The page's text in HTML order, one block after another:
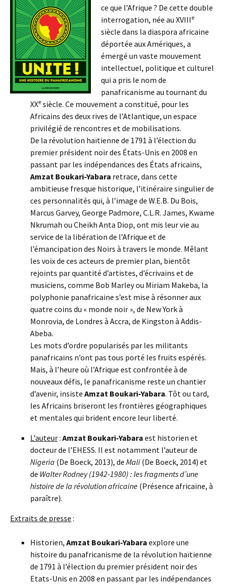
ce que l’Afrique ? De cette double
interrogation, née au XVIII e
siècle dans la diaspora africaine
déportée aux Amériques, a
émergé un vaste mouvement
intellectuel, politique et culturel
qui a pris le nom de
panafricanisme au tournant du
XXe siècle. Ce mouvement a constitué, pour les
Africains des deux rives de l’Atlantique, un espace
privilégié de rencontres et de mobilisations.
De la révolution haïtienne de 1791 à l’élection du
premier président noir des États-Unis en 2008 en
passant par les indépendances des États africains,
Amzat Boukari-Yabara retrace, dans cette
ambitieuse fresque historique, l’itinéraire singulier de
ces personnalités qui, à l’image de W.E.B. Du Bois,
Marcus Garvey, George Padmore, C.L.R. James, Kwame
Nkrumah ou Cheikh Anta Diop, ont mis leur vie au
service de la libération de l’Afrique et de
l’émancipation des Noirs à travers le monde. Mêlant
les voix de ces acteurs de premier plan, bientôt
rejoints par quantité d’artistes, d’écrivains et de
musiciens, comme Bob Marley ou Miriam Makeba, la
polyphonie panafricaine s’est mise à résonner aux
quatre coins du « monde noir », de New York à
Monrovia, de Londres à Accra, de Kingston à Addis-
Abeba.
Les mots d’ordre popularisés par les militants
panafricains n’ont pas tous porté les fruits espérés.
Mais, à l’heure où l’Afrique est confrontée à de
nouveaux défis, le panafricanisme reste un chantier
d’avenir, insiste Amzat Boukari-Yabara. Tôt ou tard,
les Africains briseront les frontières géographiques
et mentales qui brident encore leur liberté.
L’auteur: Amzat Boukari-Yabara est historien et
docteur de l’EHESS. Il est notamment l’auteur de
Nigeria (De Boeck, 2013), de Mali (De Boeck, 2014) et
de Walter Rodney (1942-1980) : les fragments d’une
histoire de la révolution africaine (Présence africaine, à
paraître).
Extraits de presse :
Historien, Amzat Boukari-Yabara explore une
histoire du panafricanisme de la révolution haïtienne
de 1791 à l’élection du premier président noir des
Etats-Unis en 2008 en passant par les indépendances